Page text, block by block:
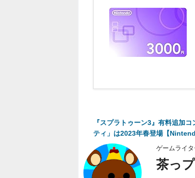
『スプラトゥーン3』有料追加
ティ」は2023年春登場【
ゲームライタ
茶っ